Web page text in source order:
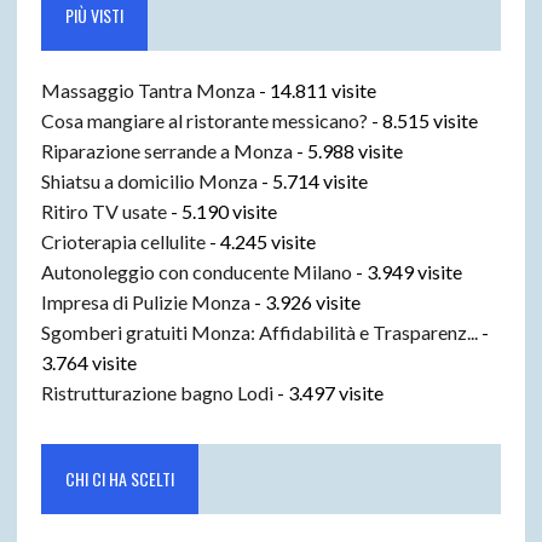
PIÙ VISTI
Massaggio Tantra Monza- 14.811 visite
Cosa mangiare al ristorante messicano? - 8.515 visite
Riparazione serrande a Monza- 5.988 visite
Shiatsu a domicilio Monza- 5.714 visite
Ritiro TV usate- 5.190 visite
Crioterapia cellulite- 4.245 visite
Autonoleggio con conducente Milano - 3.949 visite
Impresa di Pulizie Monza- 3.926 visite
Sgomberi gratuiti Monza: Affidabilità e Trasparenz...
-
3.764 visite
Ristrutturazione bagno Lodi- 3.497 visite
CHI CI HA SCELTI